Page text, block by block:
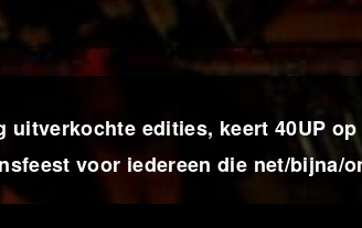
uitverkochte edities, keert 40UP
voor iedereen die net/bijna/